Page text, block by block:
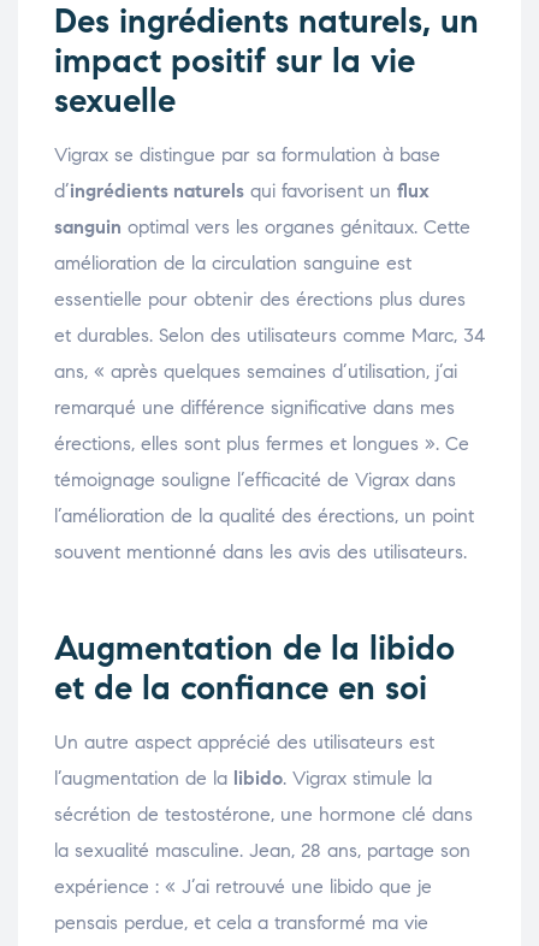
Des ingrédients naturels, un
impact positif sur la vie
sexuelle
Vigrax se distingue par sa formulation à base
d’ingrédients naturels qui favorisent un flux
sanguin optimal vers les organes génitaux. Cette
amélioration de la circulation sanguine est
essentielle pour obtenir des érections plus dures
et durables. Selon des utilisateurs comme Marc, 34
ans, « après quelques semaines d’utilisation, j’ai
remarqué une différence significative dans mes
érections, elles sont plus fermes et longues ». Ce
témoignage souligne l’efficacité de Vigrax dans
l’amélioration de la qualité des érections, un point
souvent mentionné dans les avis des utilisateurs.
Augmentation de la libido
et de la confiance en soi
Un autre aspect apprécié des utilisateurs est
l’augmentation de la libido. Vigrax stimule la
sécrétion de testostérone, une hormone clé dans
la sexualité masculine. Jean, 28 ans, partage son
expérience : « J’ai retrouvé une libido que je
pensais perdue, et cela a transformé ma vie